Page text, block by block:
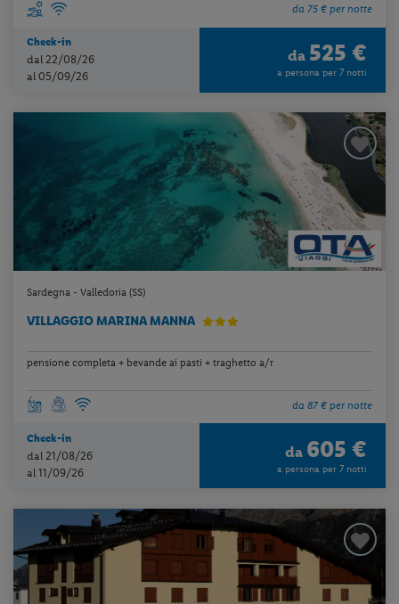
da 75 € per notte
Check-in
dal 22/08/26
al 05/09/26
da 525 €
a persona per 7 notti
Sardegna - Valledoria (SS)
VILLAGGIO MARINA MANNA
pensione completa + bevande ai pasti + traghetto a/r
da 87 € per notte
Check-in
dal 21/08/26
al 11/09/26
da 605 €
a persona per 7 notti